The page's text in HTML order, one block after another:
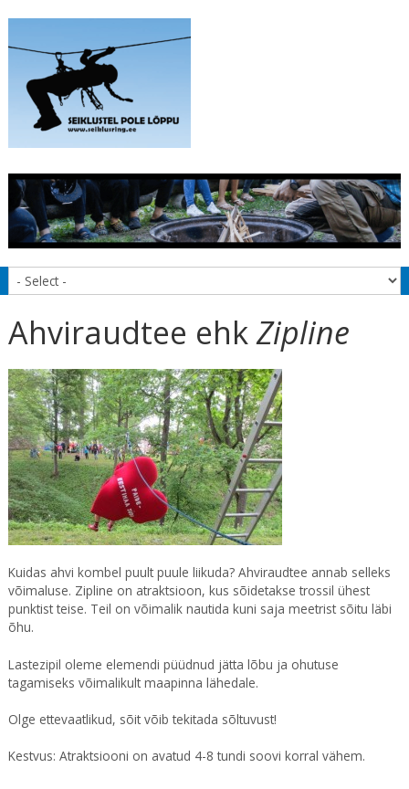
Ahviraudtee ehkZipline
Kuidas ahvi kombel puult puule liikuda? Ahviraudtee annab selleks
võimaluse. Zipline on atraktsioon, kus sõidetakse trossil ühest
punktist teise. Teil on võimalik nautida kuni saja meetrist sõitu läbi
õhu.
Lastezipil oleme elemendi püüdnud jätta lõbu ja ohutuse
tagamiseks võimalikult maapinna lähedale.
Olge ettevaatlikud, sõit võib tekitada sõltuvust!
Kestvus: Atraktsiooni on avatud 4-8 tundi soovi korral vähem.